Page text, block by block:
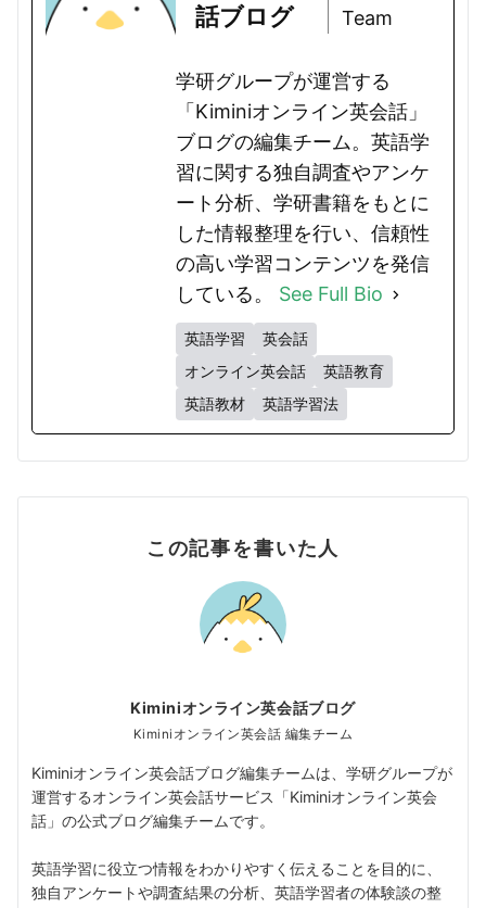
話ブログ
Team
学研グループが運営する
「Kiminiオンライン英会話」
ブログの編集チーム。英語学
習に関する独自調査やアンケ
ート分析、学研書籍をもとに
した情報整理を行い、信頼性
の高い学習コンテンツを発信
している。 See Full Bio
英語学習
英会話
オンライン英会話
英語教育
英語教材
英語学習法
この記事を書いた人
Kiminiオンライン英会話ブログ
Kiminiオンライン英会話 編集チーム
Kiminiオンライン英会話ブログ編集チームは、学研グループが
運営するオンライン英会話サービス「Kiminiオンライン英会
話」の公式ブログ編集チームです。
英語学習に役立つ情報をわかりやすく伝えることを目的に、
独自アンケートや調査結果の分析、英語学習者の体験談の整